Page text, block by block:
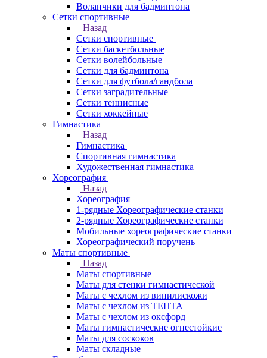
Воланчики для бадминтона
Сетки спортивные
Назад
Сетки спортивные
Сетки баскетбольные
Сетки волейбольные
Сетки для бадминтона
Сетки для футбола/гандбола
Сетки заградительные
Сетки теннисные
Сетки хоккейные
Гимнастика
Назад
Гимнастика
Спортивная гимнастика
Художественная гимнастика
Хореография
Назад
Хореография
1-рядные Хореографические станки
2-рядные Хореографические станки
Мобильные хореографические станки
Хореографический поручень
Маты спортивные
Назад
Маты спортивные
Маты для стенки гимнастической
Маты с чехлом из винилискожи
Маты с чехлом из ТЕНТА
Маты с чехлом из оксфорд
Маты гимнастические огнестойкие
Маты для соскоков
Маты складные